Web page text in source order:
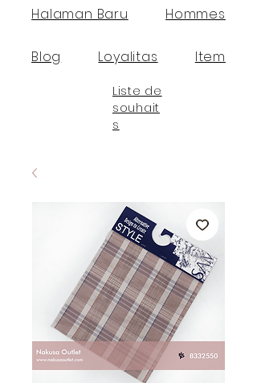
Halaman Baru Hommes
Blog Loyalitas Item
Liste de
souhait
s